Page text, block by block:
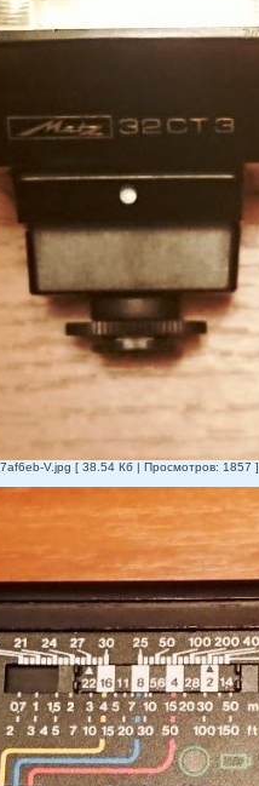
V.jpg [ 38.54 Кб | Просмотров: 1857 ]